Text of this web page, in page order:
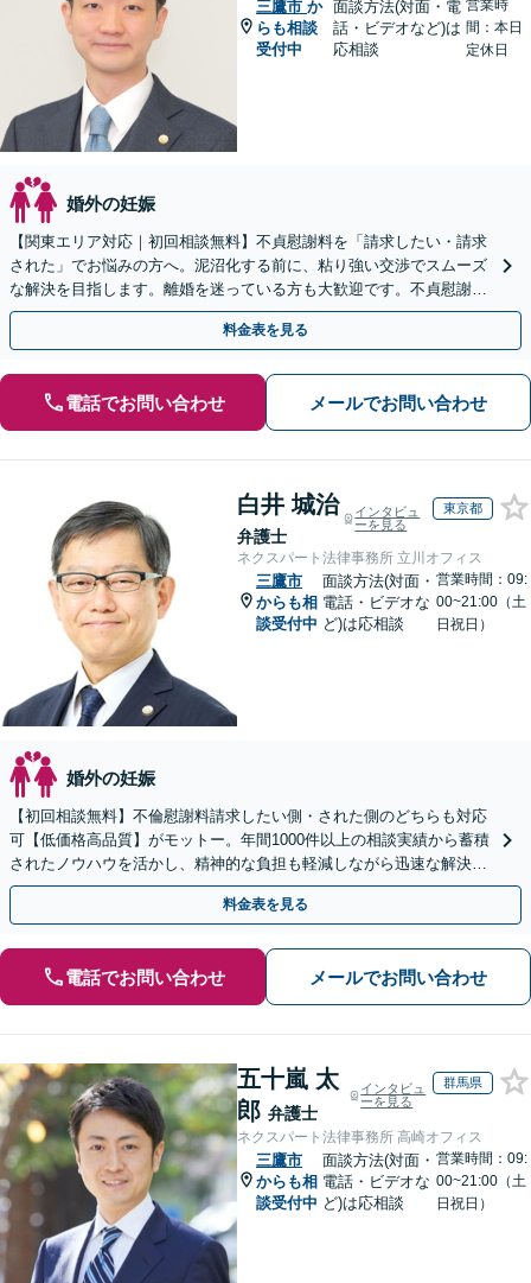
三鷹市 か
らも相談
受付中
面談方法(対面・電
話・ビデオなど)は
応相談
営業時
間：本日
定休日
婚外の妊娠
【関東エリア対応｜初回相談無料】不貞慰謝料を「請求したい・請求
された」でお悩みの方へ。泥沼化する前に、粘り強い交渉でスムーズ
な解決を目指します。離婚を迷っている方も大歓迎です。不貞慰謝料
請求に強い弁護士にお任せください！【夜間や休日相談可】
料金表を見る
電話でお問い合わせ メールでお問い合わせ
白井 城治
弁護士
インタビュ
ーを見る
東京都
ネクスパート法律事務所 立川オフィス
三鷹市
からも相
談受付中
面談方法(対面・
電話・ビデオな
ど)は応相談
営業時間：09:
00~21:00（土
日祝日）
婚外の妊娠
【初回相談無料】不倫慰謝料請求したい側・された側のどちらも対応
可【低価格高品質】がモットー。年間1000件以上の相談実績から蓄積
されたノウハウを活かし、精神的な負担も軽減しながら迅速な解決を
目指します。【休日・夜間相談あり】【ビデオ面談可】
料金表を見る
電話でお問い合わせ メールでお問い合わせ
五十嵐 太
郎 弁護士
インタビュ
ーを見る
群馬県
ネクスパート法律事務所 高崎オフィス
三鷹市
からも相
談受付中
面談方法(対面・
電話・ビデオな
ど)は応相談
営業時間：09:
00~21:00（土
日祝日）